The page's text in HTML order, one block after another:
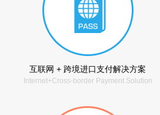
互联网 + 跨境进口支付解决方案
Internet+Cross-border Payment Solution